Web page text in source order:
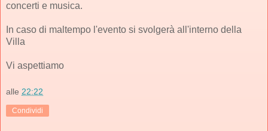
concerti e musica.
In caso di maltempo l'evento si svolgerà all'interno della
Villa
Vi aspettiamo
alle 22:22
Condividi